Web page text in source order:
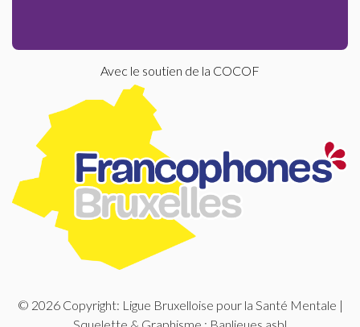
Avec le soutien de la COCOF
© 2026 Copyright: Ligue Bruxelloise pour la Santé Mentale |